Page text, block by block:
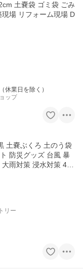
土嚢袋 ゴミ袋 ごみ
場 リフォーム現場 D
休業日を除く）
ップ
土嚢ぶくろ 土のう袋
防災グッズ 台風 暴
雨対策 浸水対策 48×
リー